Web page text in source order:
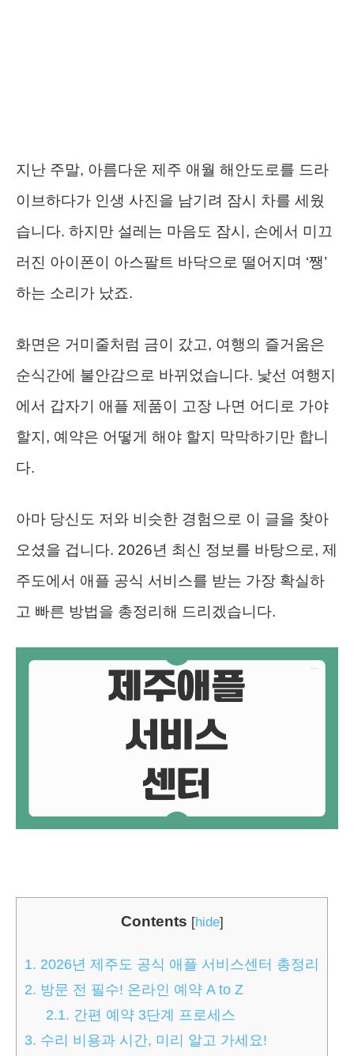
지난 주말, 아름다운 제주 애월 해안도로를 드라
이브하다가 인생 사진을 남기려 잠시 차를 세웠
습니다. 하지만 설레는 마음도 잠시, 손에서 미끄
러진 아이폰이 아스팔트 바닥으로 떨어지며 ‘쨍’
하는 소리가 났죠.
화면은 거미줄처럼 금이 갔고, 여행의 즐거움은
순식간에 불안감으로 바뀌었습니다. 낯선 여행지
에서 갑자기 애플 제품이 고장 나면 어디로 가야
할지, 예약은 어떻게 해야 할지 막막하기만 합니
다.
아마 당신도 저와 비슷한 경험으로 이 글을 찾아
오셨을 겁니다. 2026년 최신 정보를 바탕으로, 제
주도에서 애플 공식 서비스를 받는 가장 확실하
고 빠른 방법을 총정리해 드리겠습니다.
Contents [hide]
1. 2026년 제주도 공식 애플 서비스센터 총정리
2. 방문 전 필수! 온라인 예약 A to Z
2.1. 간편 예약 3단계 프로세스
3. 수리 비용과 시간, 미리 알고 가세요!